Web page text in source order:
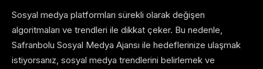
Sosyal medya platformları sürekli olarak değişen
algoritmaları ve trendleri ile dikkat çeker. Bu nedenle,
Safranbolu Sosyal Medya Ajansı ile hedeflerinize ulaşmak
istiyorsanız, sosyal medya trendlerini belirlemek ve